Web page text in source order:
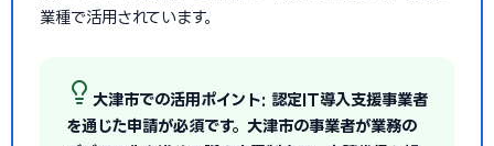
業種で活用されています。
大津市での活用ポイント: 認定IT導入支援事業者
を通じた申請が必須です。大津市の事業者が業務の